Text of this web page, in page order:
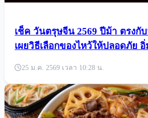
เช็ค วันตรุษจีน 2569 ปีม้า ตรงกั
เผยวิธีเลือกของไหว้ให้ปลอดภัย
25 ม.ค. 2569 เวลา 10:28 น.